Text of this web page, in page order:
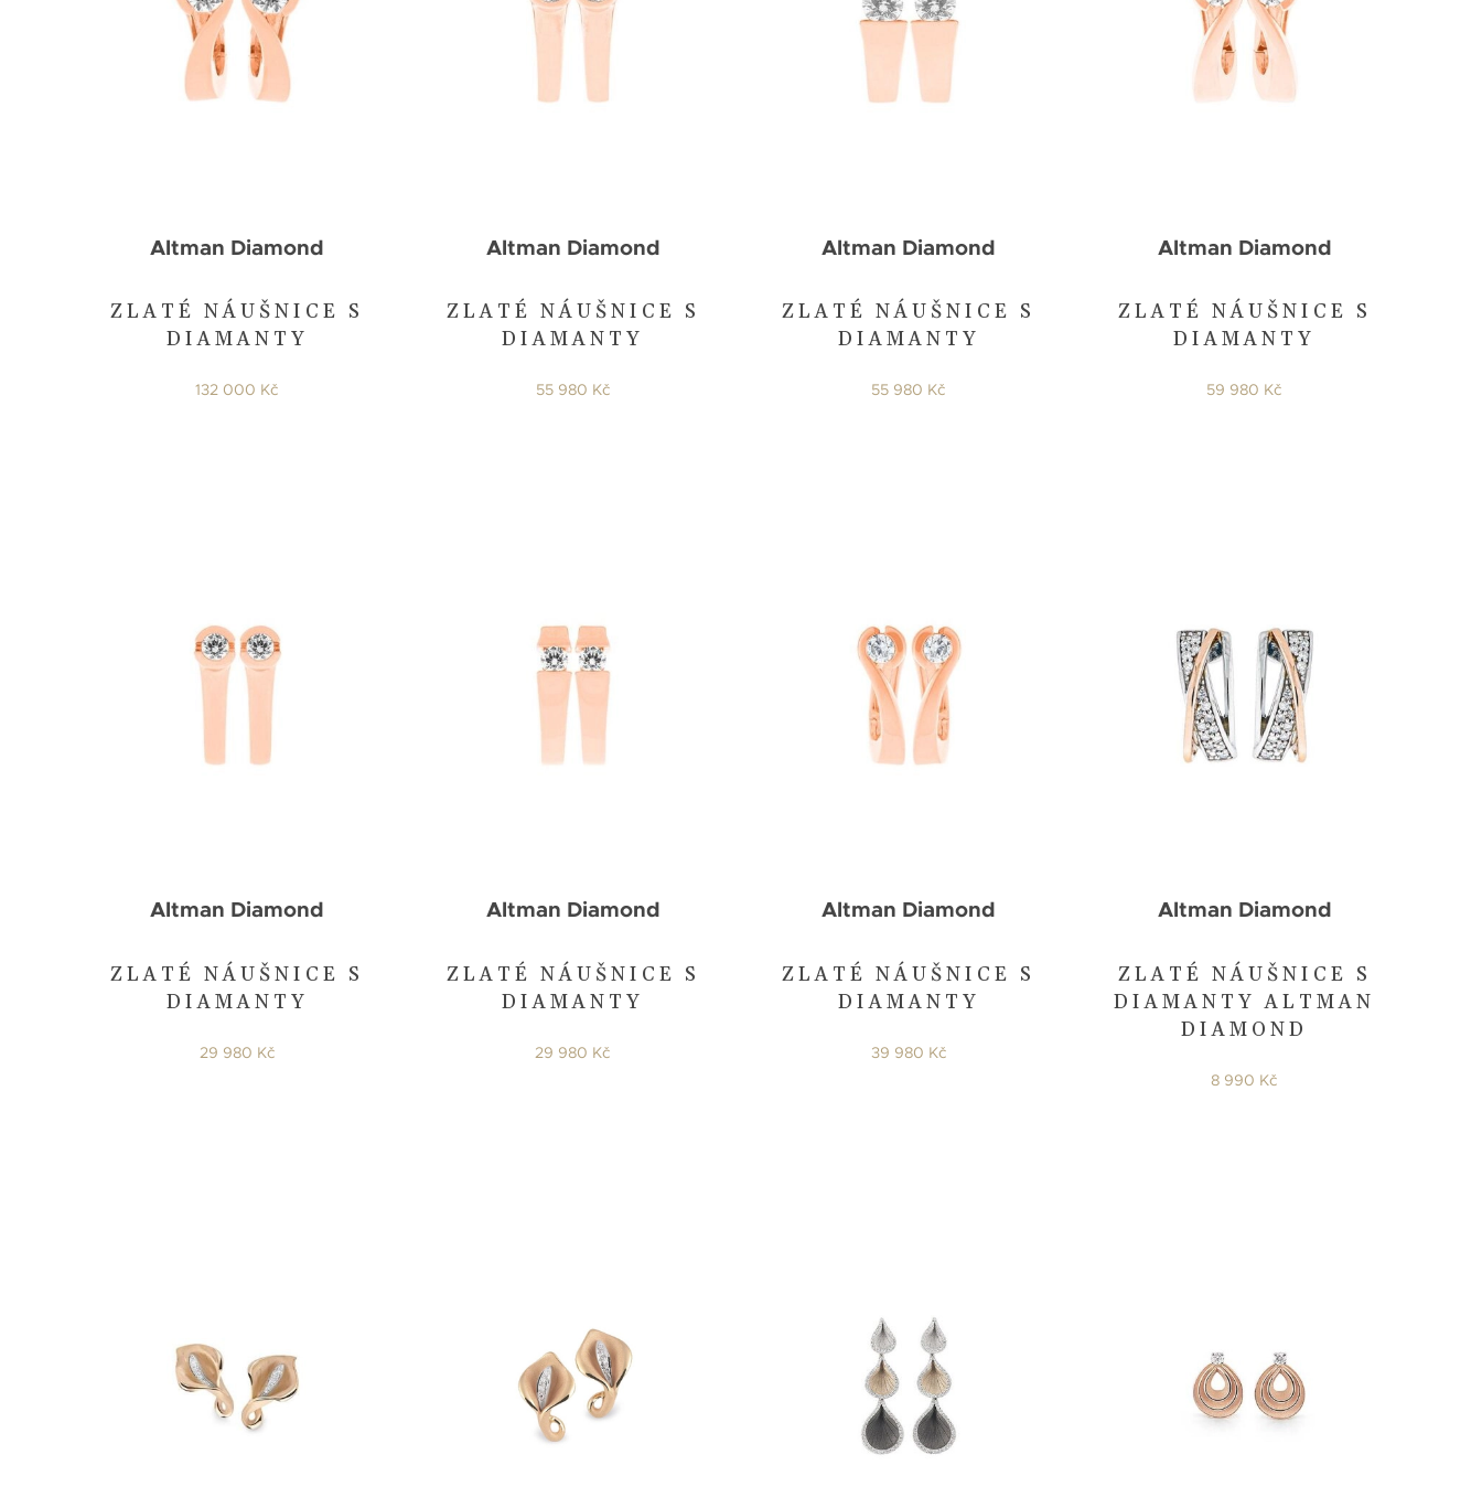
ZLATÉ NÁUŠNICE S
DIAMANTY
Altman Diamond
132 000 Kč
ZLATÉ NÁUŠNICE S
DIAMANTY
Altman Diamond
55 980 Kč
ZLATÉ NÁUŠNICE S
DIAMANTY
Altman Diamond
55 980 Kč
ZLATÉ NÁUŠNICE S
DIAMANTY
Altman Diamond
59 980 Kč
ZLATÉ NÁUŠNICE S
DIAMANTY
Altman Diamond
29 980 Kč
ZLATÉ NÁUŠNICE S
DIAMANTY
Altman Diamond
29 980 Kč
ZLATÉ NÁUŠNICE S
DIAMANTY
Altman Diamond
39 980 Kč
ZLATÉ NÁUŠNICE S
DIAMANTY ALTMAN
DIAMOND
Altman Diamond
8 990 Kč